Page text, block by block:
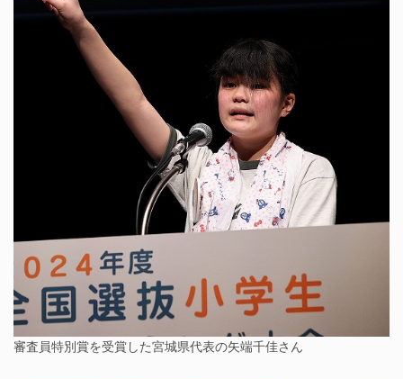
審査員特別賞を受賞した宮城県代表の矢端千佳さん